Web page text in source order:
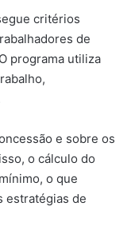
critérios
de
programa utiliza
e sobre os
o cálculo do
o que
estratégias de